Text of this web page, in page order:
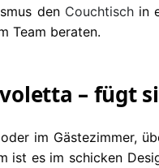
den Couchtischin
Team beraten.
– fügt
im Gästezimmer,
ist es im schicken